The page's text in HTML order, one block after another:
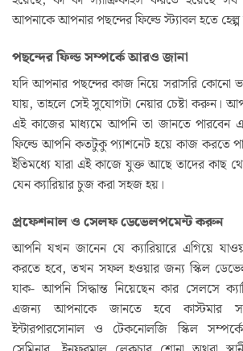
আপনাকে আপনার পছন্দের ফিল্ডে স্ট্যাবল হতে
পছন্দের ফিল্ড সম্পর্কে আরও জানা
যদি আপনার পছন্দের কাজ নিয়ে সরাসরি কোনো
যায়, তাহলে সেই সুযোগটা নেয়ার চেষ্টা করুন।
এই কাজের মাধ্যমে আপনি তা জানতে পারবেন
ফিল্ডে আপনি কতটুকু প্যাশনেট হয়ে কাজ করতে
ইতিমধ্যে যারা এই কাজে যুক্ত আছে তাদের কাছ
যেন ক্যারিয়ার চুজ করা সহজ হয়।
প্রফেশনাল ও সেলফ ডেভেলপমেন্ট করুন
আপনি যখন জানেন যে ক্যারিয়ারে এগিয়ে
করতে হবে, তখন সফল হওয়ার জন্য স্কিল
যাক- আপনি সিদ্ধান্ত নিয়েছেন কার সেলসে
এজন্য আপনাকে জানতে হবে কাস্টমার
ইন্টারপারসোনাল ও টেকনোলজি স্কিল